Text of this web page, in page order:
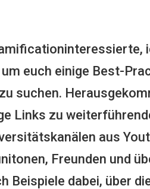
euch einige Best-
suchen.
Links zu
aus
Freunden und
Beispiele dabei, über